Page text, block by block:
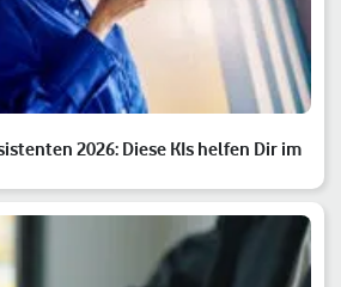
2026: Diese KIs helfen Dir im